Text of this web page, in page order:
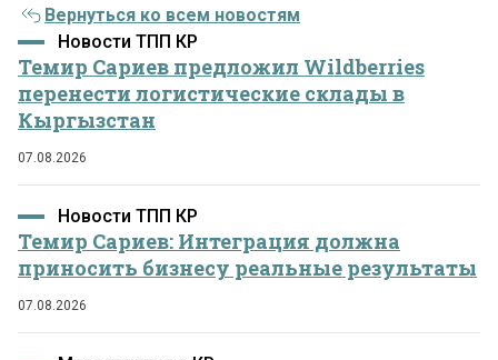
Вернуться ко всем новостям
Новости ТПП КР
Темир Сариев предложил Wildberries
перенести логистические склады в
Кыргызстан
07.08.2026
Новости ТПП КР
Темир Сариев: Интеграция должна
приносить бизнесу реальные результаты
07.08.2026